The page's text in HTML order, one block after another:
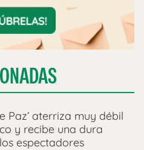
Paz’ aterriza muy débil
y recibe una dura
espectadores